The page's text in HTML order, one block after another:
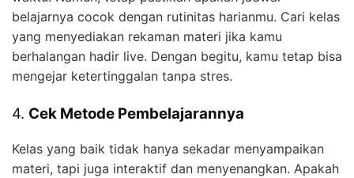
belajarnya cocok dengan rutinitas harianmu. Cari kelas
yang menyediakan rekaman materi jika kamu
berhalangan hadir live. Dengan begitu, kamu tetap bisa
mengejar ketertinggalan tanpa stres.
4. Cek Metode Pembelajarannya
Kelas yang baik tidak hanya sekadar menyampaikan
materi, tapi juga interaktif dan menyenangkan. Apakah